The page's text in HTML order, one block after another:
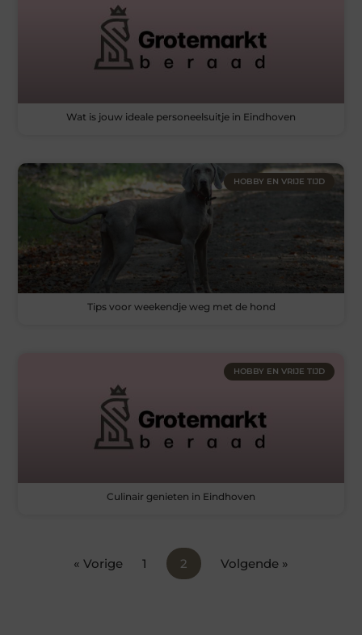
Wat is jouw ideale personeelsuitje in Eindhoven
HOBBY EN VRIJE TIJD
Tips voor weekendje weg met de hond
HOBBY EN VRIJE TIJD
Culinair genieten in Eindhoven
« Vorige 1 2 Volgende »